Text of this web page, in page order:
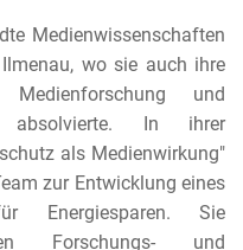
Medienwissenschaften
wo sie auch ihre
und
absolvierte. In ihrer
als Medienwirkung"
zur Entwicklung eines
für Energiesparen. Sie
Forschungs- und